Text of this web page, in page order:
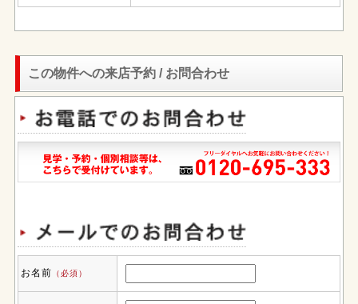
この物件への来店予約 / お問合わせ
お名前 （必須）